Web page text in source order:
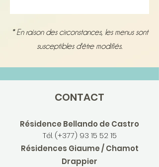
* En raison des circonstances, les menus sont
susceptibles d'être modifiés.
CONTACT
Résidence Bellando de Castro
Tél. (+377) 93 15 52 15
Résidences Giaume / Chamot
Drappier